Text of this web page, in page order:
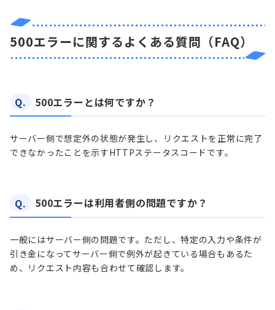
500エラーに関するよくある質問（FAQ）
Q. 500エラーとは何ですか？
サーバー側で想定外の状態が発生し、リクエストを正常に完了
できなかったことを示すHTTPステータスコードです。
Q. 500エラーは利用者側の問題ですか？
一般にはサーバー側の問題です。ただし、特定の入力や条件が
引き金になってサーバー側で例外が起きている場合もあるた
め、リクエスト内容も合わせて確認します。